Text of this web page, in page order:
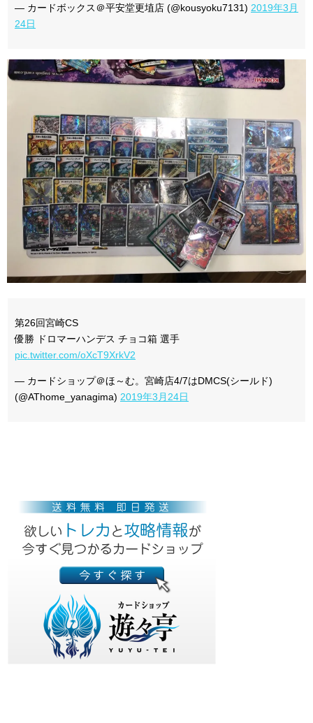
— カードボックス＠平安堂更埴店 (@kousyoku7131) 2019年3月
24日
第26回宮崎CS
優勝 ドロマーハンデス チョコ箱 選手
pic.twitter.com/oXcT9XrkV2
— カードショップ＠ほ～む。宮崎店4/7はDMCS(シールド)
(@AThome_yanagima) 2019年3月24日